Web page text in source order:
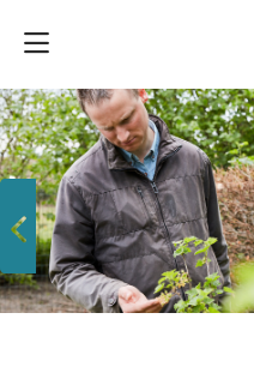
Vorige